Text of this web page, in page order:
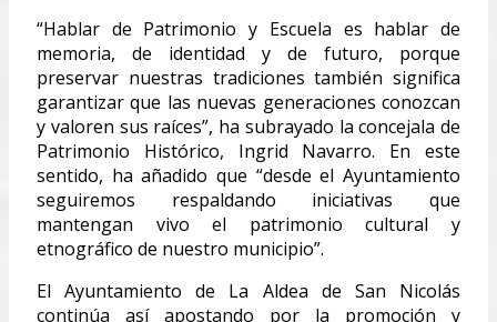
“Hablar de Patrimonio y Escuela es hablar de
memoria, de identidad y de futuro, porque
preservar nuestras tradiciones también significa
garantizar que las nuevas generaciones conozcan
y valoren sus raíces”, ha subrayado la concejala de
Patrimonio Histórico, Ingrid Navarro. En este
sentido, ha añadido que “desde el Ayuntamiento
seguiremos respaldando iniciativas que
mantengan vivo el patrimonio cultural y
etnográfico de nuestro municipio”.
El Ayuntamiento de La Aldea de San Nicolás
continúa así apostando por la promoción y